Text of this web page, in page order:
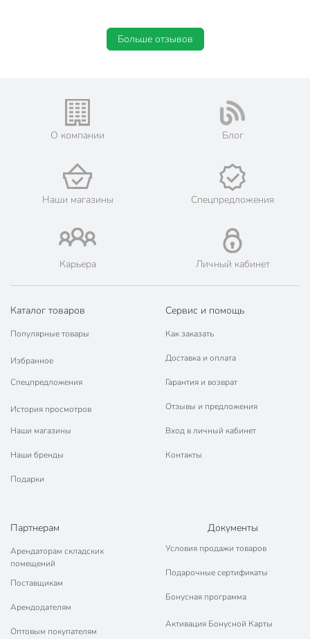
Особенности
для СВЧ
высокий
Форма стакана
коллинз
Артикул производителя
520015SLBP
Вес в упаковке
535 г
Габариты упаковки
15 x 8 x 8 см
Больше отзывов
О компании Блог
Наши магазины Спецпредложения
Карьера Личный кабинет
Каталог товаров
Популярные товары
Избранное
Спецпредложения
История просмотров
Наши магазины
Наши бренды
Подарки
Сервис и помощь
Как заказать
Доставка и оплата
Гарантия и возврат
Отзывы и предложения
Вход в личный кабинет
Контакты
Партнерам
Арендаторам складских
помещений
Поставщикам
Арендодателям
Оптовым покупателям
Документы
Условия продажи товаров
Подарочные сертификаты
Бонусная программа
Активация Бонусной Карты